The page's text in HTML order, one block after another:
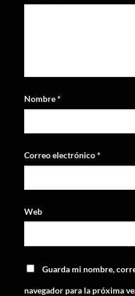
Nombre*
Correo electrónico*
Web
Guarda mi nombre,
navegador para la próxima